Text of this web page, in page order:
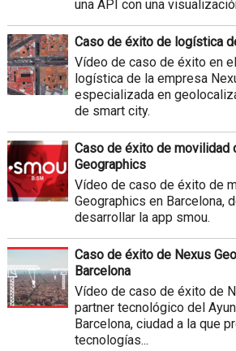
una API con una
Caso de éxito de logística
Vídeo de caso de éxito en
logística de la empresa
especializada en
de smart city.
Caso de éxito de movilidad
Geographics
Vídeo de caso de éxito de
Geographics en Barcelona,
desarrollar la app smou.
Caso de éxito de Nexus
Barcelona
Vídeo de caso de éxito de
partner tecnológico del
Barcelona, ciudad a la que
tecnologías...